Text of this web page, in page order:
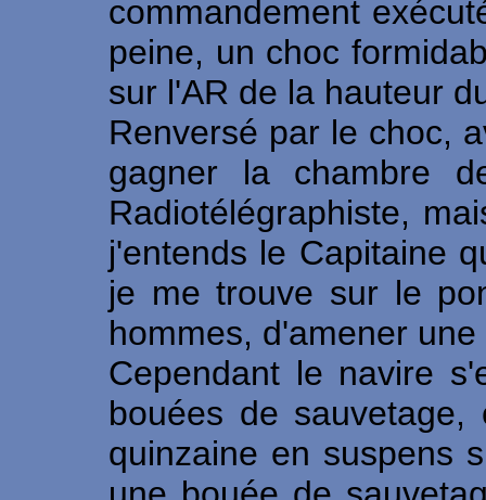
commandement
peine, un choc
sur l'AR de la hauteur
Renversé par le choc,
gagner la chambre
Radiotélégraphiste,
j'entends le Capitaine
je me trouve sur le
hommes, d'amener
Cependant le navire
bouées de
quinzaine en suspens